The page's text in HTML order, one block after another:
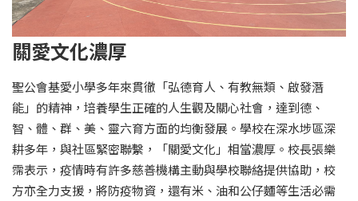
關愛文化濃厚
聖公會基愛小學多年來貫徹「弘德育人、有教無類、啟發潛
能」的精神，培養學生正確的人生觀及關心社會，達到德、
智、體、群、美、靈六育方面的均衡發展。學校在深水埗區深
耕多年，與社區緊密聯繫，「關愛文化」相當濃厚。校長張樂
霈表示，疫情時有許多慈善機構主動與學校聯絡提供協助，校
方亦全力支援，將防疫物資，還有米、油和公仔麵等生活必需